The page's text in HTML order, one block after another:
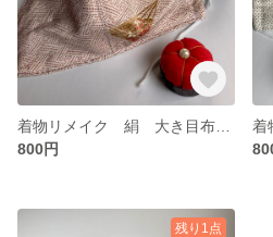
800円
残り1点